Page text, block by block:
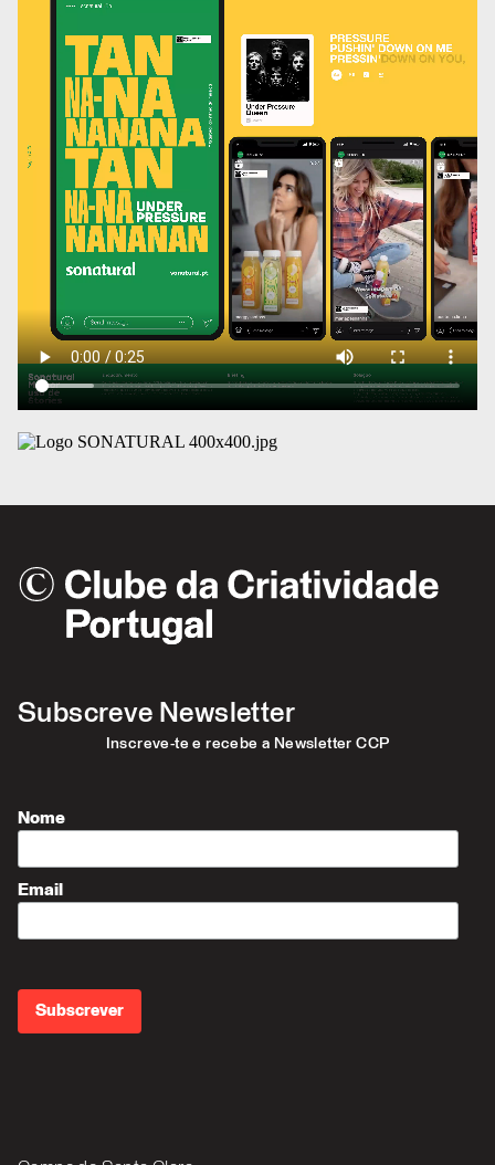
Subscreve Newsletter
Inscreve-te e recebe a Newsletter CCP
Nome
Email